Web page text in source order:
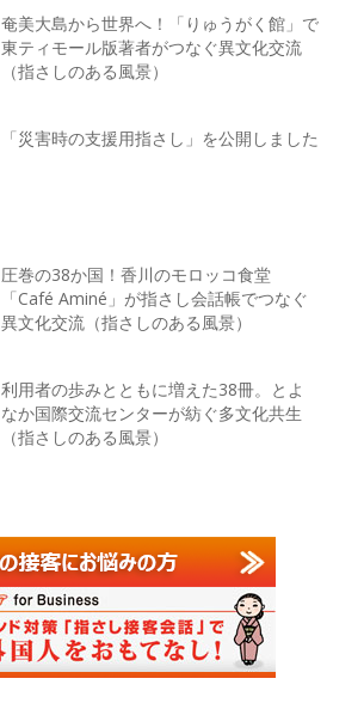
奄美大島から世界へ！「りゅうがく館」で
東ティモール版著者がつなぐ異文化交流
（指さしのある風景）
「災害時の支援用指さし」を公開しました
圧巻の38か国！香川のモロッコ食堂
「Café Aminé」が指さし会話帳でつなぐ
異文化交流（指さしのある風景）
利用者の歩みとともに増えた38冊。とよ
なか国際交流センターが紡ぐ多文化共生
（指さしのある風景）